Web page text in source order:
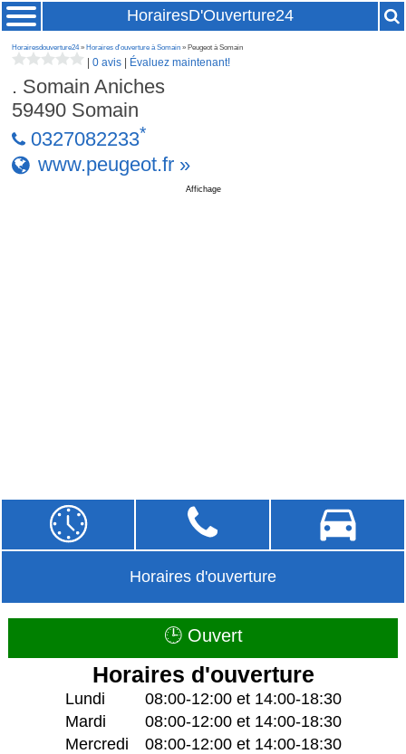
HorairesD'Ouverture24
Horairesdouverture24» Horaires d'ouverture à Somain » Peugeot à Somain
|0 avis Évaluez maintenant!
. Somain Aniches
59490 Somain
0327082233*
www.peugeot.fr »
Affichage
Horaires d'ouverture
🕒 Ouvert
Horaires d'ouverture
Lundi
08:00-12:00 et 14:00-18:30
Mardi
08:00-12:00 et 14:00-18:30
Mercredi
08:00-12:00 et 14:00-18:30